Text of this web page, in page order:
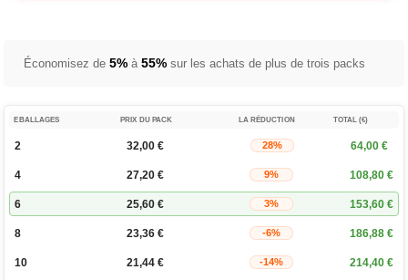
Économisez de5%à55%sur les achats de plus de trois packs
EBALLAGES PRIX DU PACK LA RÉDUCTION TOTAL (€)
2 32,00€ 28% 64,00 €
4 27,20 € 9% 108,80 €
6 25,60 € 3% 153,60 €
8 23,36 € -6% 186,88 €
10 21,44 € -14% 214,40 €